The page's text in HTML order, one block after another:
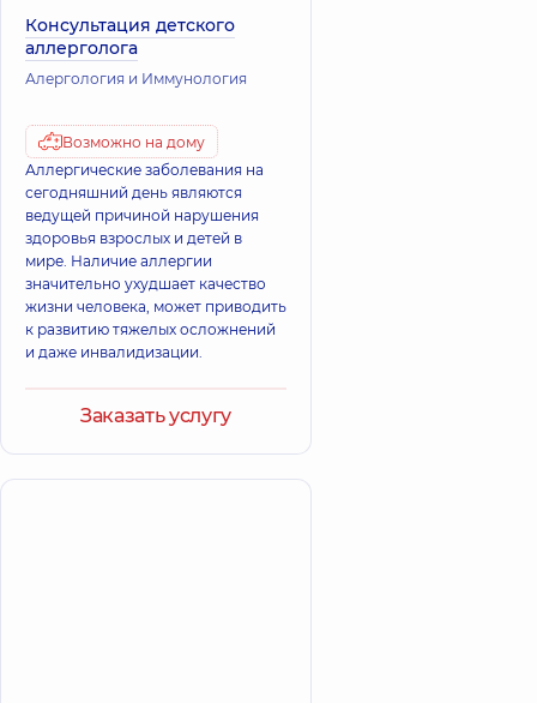
Консультация детского
аллерголога
Алергология и Иммунология
Возможно на дому
Аллергические заболевания на
сегодняшний день являются
ведущей причиной нарушения
здоровья взрослых и детей в
мире. Наличие аллергии
значительно ухудшает качество
жизни человека, может приводить
к развитию тяжелых осложнений
и даже инвалидизации.
Заказать услугу